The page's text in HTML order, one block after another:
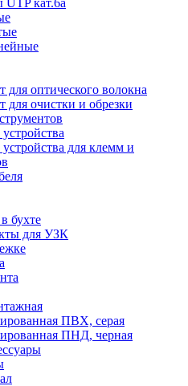
кат.6а
для оптического волокна
для очистки и обрезки
для клемм и
бухте
для УЗК
ПВХ, серая
ПНД, черная